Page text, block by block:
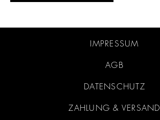
IMPRESSUM
AGB
DATENSCHUTZ
ZAHLUNG & VERSAND